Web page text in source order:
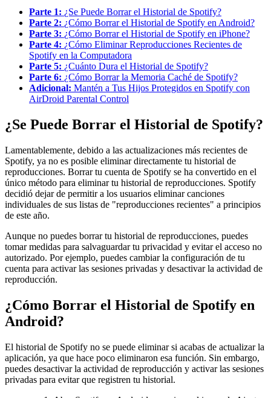
Parte 1: ¿Se Puede Borrar el Historial de Spotify?
Parte 2: ¿Cómo Borrar el Historial de Spotify en Android?
Parte 3: ¿Cómo Borrar el Historial de Spotify en iPhone?
Parte 4: ¿Cómo Eliminar Reproducciones Recientes de
Spotify en la Computadora
Parte 5: ¿Cuánto Dura el Historial de Spotify?
Parte 6: ¿Cómo Borrar la Memoria Caché de Spotify?
Adicional: Mantén a Tus Hijos Protegidos en Spotify con
AirDroid Parental Control
¿Se Puede Borrar el Historial de Spotify?
Lamentablemente, debido a las actualizaciones más recientes de
Spotify, ya no es posible eliminar directamente tu historial de
reproducciones. Borrar tu cuenta de Spotify se ha convertido en el
único método para eliminar tu historial de reproducciones. Spotify
decidió dejar de permitir a los usuarios eliminar canciones
individuales de sus listas de "reproducciones recientes" a principios
de este año.
Aunque no puedes borrar tu historial de reproducciones, puedes
tomar medidas para salvaguardar tu privacidad y evitar el acceso no
autorizado. Por ejemplo, puedes cambiar la configuración de tu
cuenta para activar las sesiones privadas y desactivar la actividad de
reproducción.
¿Cómo Borrar el Historial de Spotify en
Android?
El historial de Spotify no se puede eliminar si acabas de actualizar la
aplicación, ya que hace poco eliminaron esa función. Sin embargo,
puedes desactivar la actividad de reproducción y activar las sesiones
privadas para evitar que registren tu historial.